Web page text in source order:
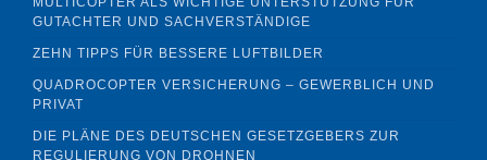
GUTACHTER UND SACHVERSTÄNDIGE
ZEHN TIPPS FÜR BESSERE LUFTBILDER
QUADROCOPTER VERSICHERUNG – GEWERBLICH UND
PRIVAT
DIE PLÄNE DES DEUTSCHEN GESETZGEBERS ZUR
REGULIERUNG VON DROHNEN